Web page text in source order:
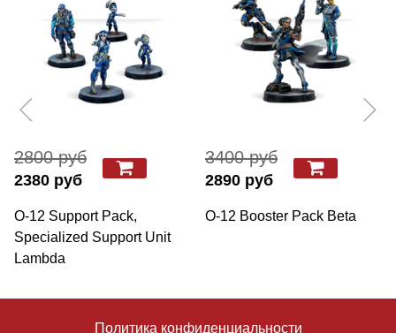
2800 руб
2380 руб
O-12 Support Pack,
Specialized Support Unit
Lambda
3400 руб
2890 руб
O-12 Booster Pack Beta
Политика конфиденциальности